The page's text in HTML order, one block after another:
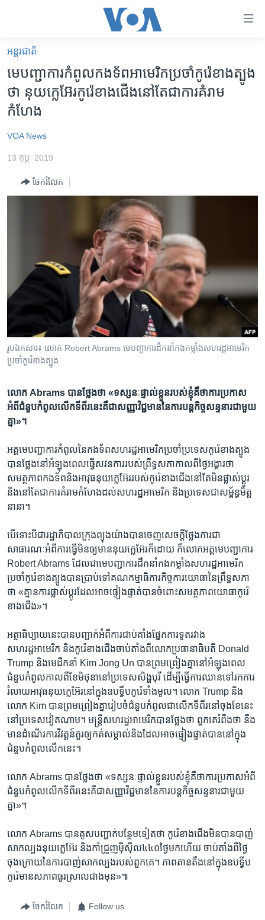
គេហទំព័រ​
ទាក់ទង
និង​
ចូល​
ទំព័រ​
ព័ត៌មាន​​
រំលង​
រំលង​
ទៅ​
កាន់​
ទំព័រ​
រក
អន្តរជាតិ
អាមេរិក
ព្រឹត្តិការណ៍ព័ត៌មាន
Khmer English
បណ្តាញ​សង្គម
អន្តរជាតិ
មេបញ្ជាការកំពូល​កងទ័ព​អាមេរិក​ប្រចាំកូរ៉េ​ខាងត្បូង​
ថា​ នុយក្លេអ៊ែរ​កូរ៉េខាងជើង​នៅ​តែ​ជា​ការគំរាម
កំហែង
VOA News
13 កុម្ភៈ 2019
ចែករំលែក
រូបឯកសារ៖ លោក​ Robert Abrams មេបញ្ជាការ​ដឹកនាំ​កងកម្លាំង​សហរដ្ឋ​អាមេរិក​
ប្រចាំ​កូរ៉េ​ខាងត្បូង​
លោក Abrams បាន​ថ្លែង​ថា «ទស្សនៈ​ផ្ទាល់ខ្លួន​របស់​ខ្ញុំ​គឺ​ថា​ការប្រកាស​
អំពី​ជំនួប​កំពូល​លើក​ទីពីរ​នេះ​គឺ​ជា​សញ្ញាវិជ្ជមាន​នៃ​ការបន្ត​កិច្ចសន្ទនារ​ជាមួយ​
គ្នា»។
អគ្គមេបញ្ជាការ​កំពូល​នៃ​កងទ័ព​សហរដ្ឋអាមេរិក​ប្រចាំ​ប្រទេសកូរ៉េ​ខាងត្បូង​
បាន​ថ្លែង​នៅ​អំឡុងពេល​ធ្វើ​សវនការ​របស់​ព្រឹទ្ធសភា​កាល​ពី​ថ្ងៃអង្គារ​ថា​
សមត្ថភាព​កងទ័ព​និង​អាវុធ​នុយក្លេអ៊ែរ​របស់​កូរ៉េខាងជើង​នៅតែ​មិនផ្លាស់ប្តូរ​
និង​នៅ​តែ​ជា​ការ​គំរាមកំហែង​ដល់​សហរដ្ឋអាមេរិក​ និង​ប្រទេស​ជា​សម្ព័ន្ធមិត្ត​
នានា។
បើទោះបីជា​រដ្ឋាភិបាល​ក្រុងព្យុងយ៉ាង​បាន​ចេញ​សេចក្តីថ្លែងការ​ជា​
សាធារណៈ​អំពី​ការ​ធ្វើ​មិន​ឲ្យ​មាន​នុយក្លេអ៊ែរ​ក៏ដោយ​ ក៏​លោក​អគ្គមេបញ្ជាការ
Robert Abrams ដែល​ជា​មេបញ្ជាការ​ដឹកនាំ​កងកម្លាំង​សហរដ្ឋ​អាមេរិក​
ប្រចាំ​កូរ៉េ​ខាងត្បូង​បាន​ប្រាប់​ទៅ​គណកម្មាធិការ​កិច្ចការ​យោធា​នៃ​ព្រឹទ្ធសភា​
ថា «គ្មានការផ្លាស់ប្តូរ​ដែល​អាច​ផ្ទៀងផ្ទាត់​បាន​ចំពោះ​សមត្ថភាព​យោធា​កូរ៉េ
ខាងជើង»។
អត្ថាធិប្បាយ​នេះ​បាន​បញ្ជាក់​អំពី​ការជាប់គាំង​ផ្នែក​ការទូត​រវាង​
សហរដ្ឋអាមេរិក​ និង​កូរ៉េខាងជើង​ចាប់តាំង​ពី​លោកប្រធានាធិបតី Donald
Trump និង​មេដឹកនាំ​ Kim Jong Un បាន​ព្រមព្រៀងគ្នា​នៅ​អំឡុងពេល​
ជំនួប​កំពូល​កាល​ពី​ខែមិថុនា​នៅ​ប្រទេសសិង្ហបុរី​ ដើម្បី​ធ្វើ​ការ​ឈាន​ទៅ​រក​ការ
រំលាយ​អាវុធនុយក្លេអ៊ែរ​នៅក្នុង​ឧបទ្វីប​កូរ៉េ​ទាំងមូល។ លោក Trump និង
លោក Kim បាន​ព្រមព្រៀងគ្នា​រៀបចំ​ជំនួបកំពូល​ជា​លើក​ទីពីរ​នៅចុង​ខែ​នេះ​
នៅ​ប្រទេសវៀតណាម។ មន្រ្តី​សហរដ្ឋអាមេរិក​បាន​ថ្លែង​ថា​ ពួកគេ​រំពឹង​ថា​ នឹង​
មាន​ដំណើរការ​វិវត្តន៍គួរ​ឲ្យ​កត់សម្គាល់​និង​ដែល​អាច​ផ្ទៀងផ្ទាត់​បាន​នៅក្នុង​
ជំនួប​កំពូល​លើក​នេះ។
លោក Abrams បាន​ថ្លែង​ថា «ទស្សនៈ​ផ្ទាល់ខ្លួន​របស់​ខ្ញុំ​គឺ​ថា​ការប្រកាស​អំពី​
ជំនួប​កំពូល​លើក​ទីពីរ​នេះ​គឺ​ជា​សញ្ញាវិជ្ជមាន​នៃ​ការបន្ត​កិច្ចសន្ទនារ​ជាមួយ​
គ្នា»។
លោក Abrams បាន​គូសបញ្ជាក់​បន្ថែម​ទៀត​ថា​ កូរ៉េខាងជើង​មិន​បាន​បាញ់​
សាកល្បងនុយក្លេអ៊ែរ ​និង​កាំជ្រួញម៉ីស៊ីល៤៤០ថ្ងៃ​មក​ហើយ​ ចាប់តាំង​ពី​ថ្ងៃ
ចុងក្រោយ​នៃ​ការ​បាញ់​សាកល្បង​របស់​ពួកគេ។ ភាពតានតឹង​នៅក្នុង​ឧបទ្វីប
កូរ៉េ​មាន​សភាព​ធូរស្រាល​ជាង​មុន»៕
ចែករំលែក Follow us